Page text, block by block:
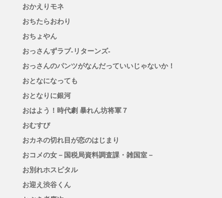
おかえりモネ
おちたらおわり
おちょやん
おっさんずラブ-リターンズ-
おっさんのパンツがなんだっていいじゃないか！
おとなになっても
おとなりに銀河
おはよう！時代劇 暴れん坊将軍７
おむすび
おカネの切れ目が恋のはじまり
おコメの女－国税局資料調査課・雑国室－
お別れホスピタル
お迎え渋谷くん